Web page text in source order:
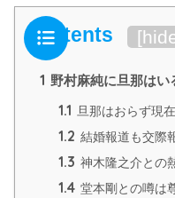
Contents [
1 野村麻純に旦那はい
1.1 旦那はおらず現
1.2 結婚報道も交際
1.3 神木隆之介との
1.4 堂本剛との噂は